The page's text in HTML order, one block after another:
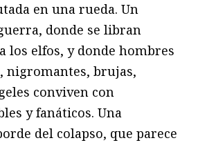
en una rueda. Un
donde se libran
los elfos, y donde hombres
nigromantes, brujas,
conviven con
y fanáticos. Una
del colapso, que parece